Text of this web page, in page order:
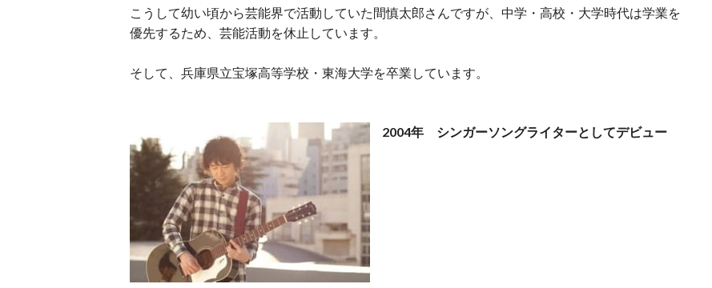
こうして幼い頃から芸能界で活動していた間慎太郎さんですが、中学・高校・大学時代は学業を
優先するため、芸能活動を休止しています。
そして、兵庫県立宝塚高等学校・東海大学を卒業しています。
2004年 シンガーソングライターとしてデビュー